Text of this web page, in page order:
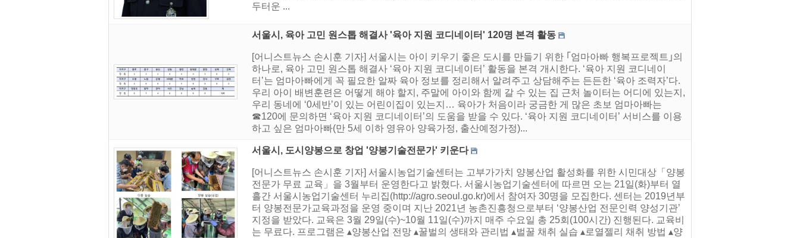
두터운 ...
서울시, 육아 고민 원스톱 해결사 '육아 지원 코디네이터' 120명 본격 활동
[어니스트뉴스 손시훈 기자] 서울시는 아이 키우기 좋은 도시를 만들기 위한 ｢엄마아빠 행복프로젝트｣의
하나로, 육아 고민 원스톱 해결사 ‘육아 지원 코디네이터’ 활동을 본격 개시한다. ‘육아 지원 코디네이
터’는 엄마아빠에게 꼭 필요한 알짜 육아 정보를 정리해서 알려주고 상담해주는 든든한 ‘육아 조력자’다.
우리 아이 배변훈련은 어떻게 해야 할지, 주말에 아이와 함께 갈 수 있는 집 근처 놀이터는 어디에 있는지,
우리 동네에 ‘0세반’이 있는 어린이집이 있는지… 육아가 처음이라 궁금한 게 많은 초보 엄마아빠는
☎120에 문의하면 ‘육아 지원 코디네이터’의 도움을 받을 수 있다. ‘육아 지원 코디네이터’ 서비스를 이용
하고 싶은 엄마아빠(만 5세 이하 영유아 양육가정, 출산예정가정)...
서울시, 도시양봉으로 창업 '양봉기술전문가' 키운다
[어니스트뉴스 손시훈 기자] 서울시농업기술센터는 고부가가치 양봉산업 활성화를 위한 시민대상「양봉
전문가 무료 교육」을 3월부터 운영한다고 밝혔다. 서울시농업기술센터에 따르면 오는 21일(화)부터 열
흘간 서울시농업기술센터 누리집(http://agro.seoul.go.kr)에서 참여자 30명을 모집한다. 센터는 2019년부
터 양봉전문가교육과정을 운영 중이며 지난 2021년 농촌진흥청으로부터 ‘양봉산업 전문인력 양성기관’
지정을 받았다. 교육은 3월 29일(수)~10월 11일(수)까지 매주 수요일 총 25회(100시간) 진행된다. 교육비
는 무료다. 프로그램은 ▴양봉산업 전망 ▴꿀벌의 생태와 관리법 ▴벌꿀 채취 실습 ▴로열젤리 채취 방법 ▴양